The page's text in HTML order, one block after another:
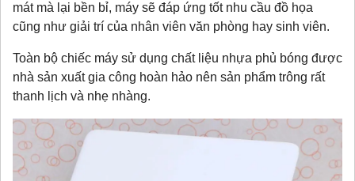
mát mà lại bền bỉ, máy sẽ đáp ứng tốt nhu cầu đồ họa
cũng như giải trí của nhân viên văn phòng hay sinh viên.
Toàn bộ chiếc máy sử dụng chất liệu nhựa phủ bóng được
nhà sản xuất gia công hoàn hảo nên sản phẩm trông rất
thanh lịch và nhẹ nhàng.